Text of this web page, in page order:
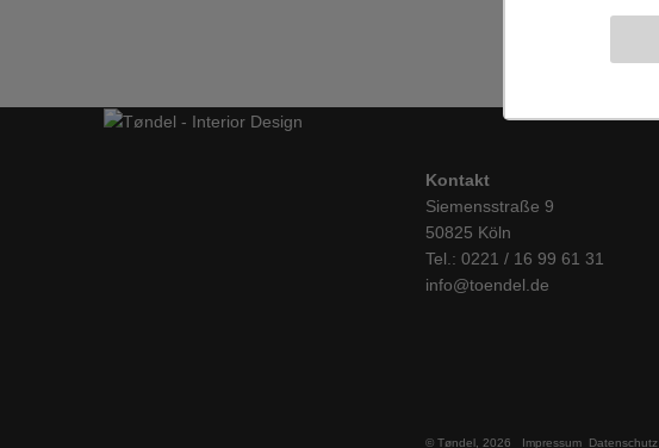
Kontakt
Siemensstraße 9
50825 Köln
Tel.: 0221 / 16 99 61 31
info@toendel.de
© Tøndel, 2026 Impressum Datenschutz